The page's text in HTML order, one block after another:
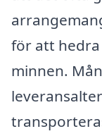
för att hedra
minnen.